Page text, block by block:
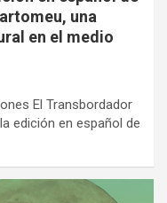
una
en el medio
El Transbordador
edición en español de